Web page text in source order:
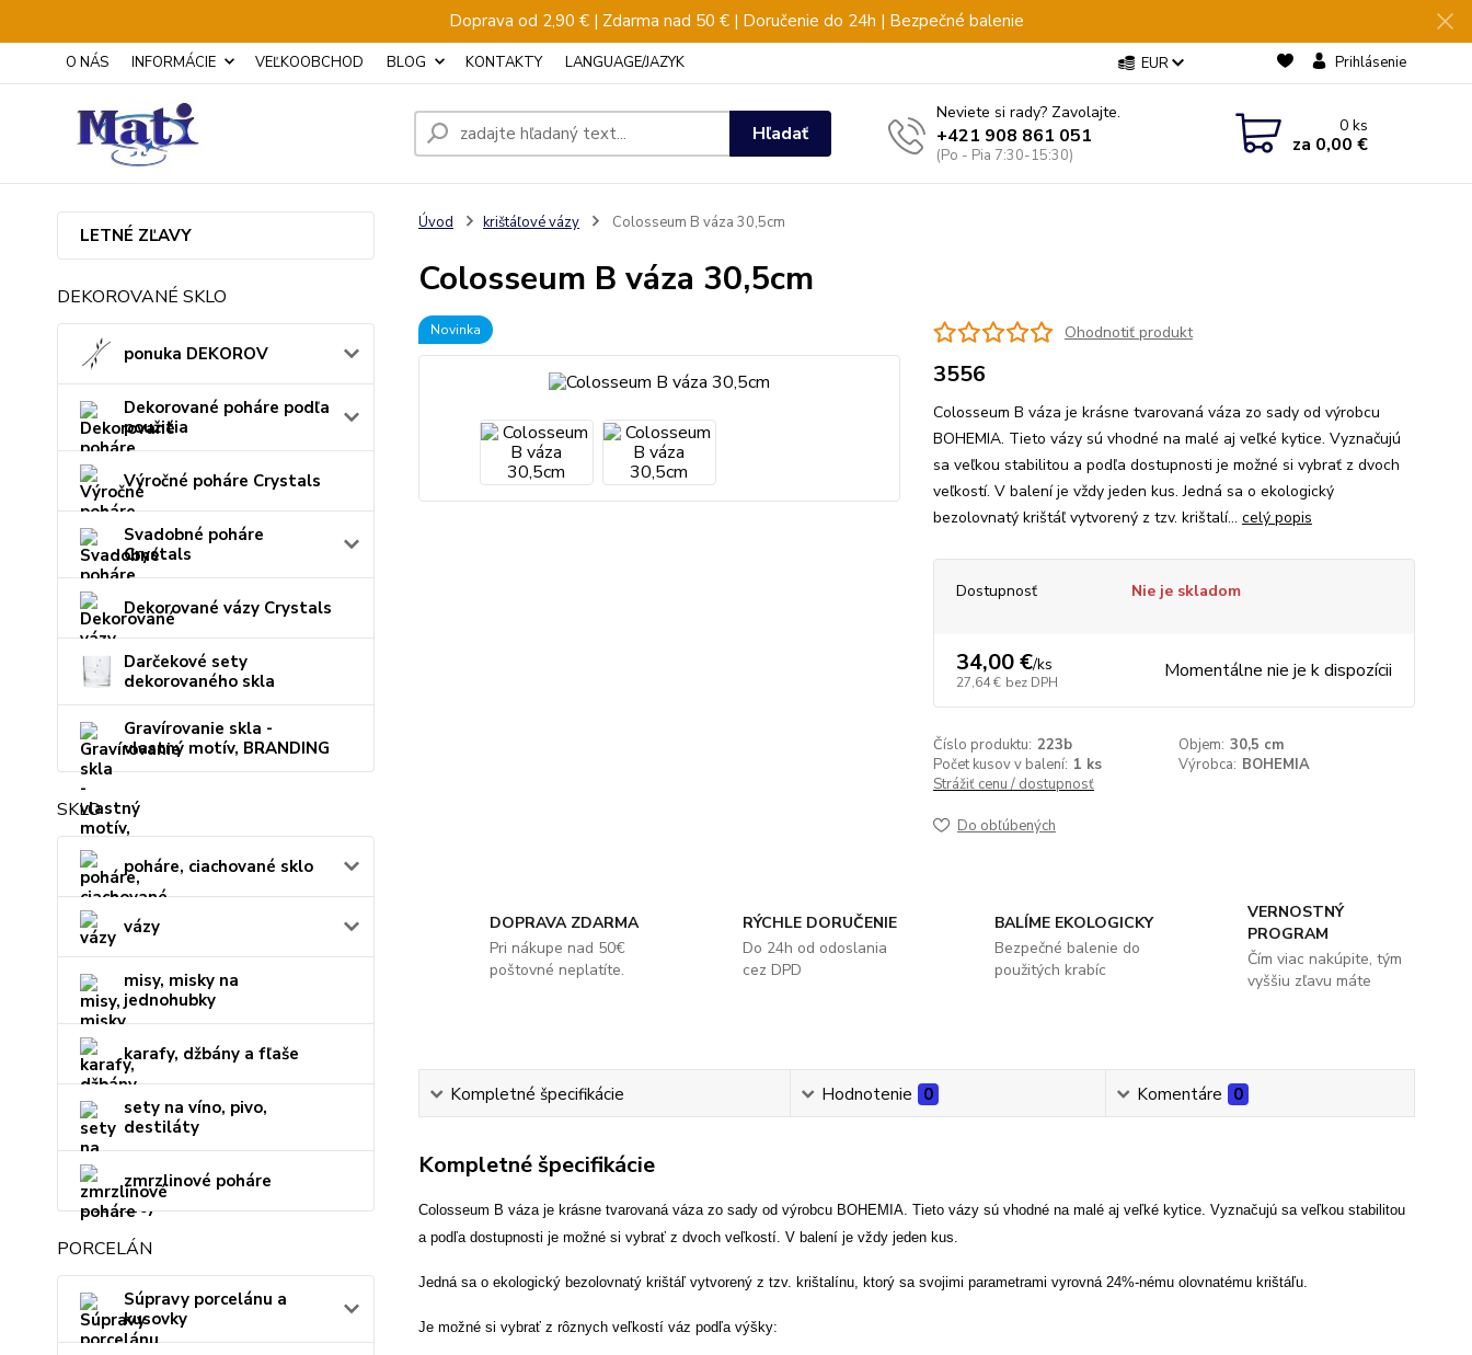
Doprava od 2,90 € | Zdarma nad 50 € | Doručenie do 24h | Bezpečné balenie
O NÁS INFORMÁCIE VEĽKOOBCHOD BLOG KONTAKTY LANGUAGE/JAZYK EUR Prihlásenie
Hľadať
Neviete si rady? Zavolajte.
+421 908 861 051
(Po - Pia 7:30-15:30)
0ks
za 0,00 €
LETNÉ ZĽAVY
DEKOROVANÉ SKLO
ponuka DEKOROV
Dekorované poháre podľa
použitia
Výročné poháre Crystals
Svadobné poháre
Crystals
Dekorované vázy Crystals
Darčekové sety
dekorovaného skla
Gravírovanie skla -
vlastný motív, BRANDING
SKLO
poháre, ciachované sklo
vázy
misy, misky na
jednohubky
karafy, džbány a fľaše
sety na víno, pivo,
destiláty
zmrzlinové poháre
PORCELÁN
Súpravy porcelánu a
kusovky
Úvod krištáľové vázy Colosseum B váza 30,5cm
Colosseum B váza 30,5cm
Novinka Ohodnotiť produkt
3556
Colosseum B váza je krásne tvarovaná váza zo sady od výrobcu
BOHEMIA. Tieto vázy sú vhodné na malé aj veľké kytice. Vyznačujú
sa veľkou stabilitou a podľa dostupnosti je možné si vybrať z dvoch
veľkostí. V balení je vždy jeden kus. Jedná sa o ekologický
bezolovnatý krištáľ vytvorený z tzv. krištalí... celý popis
Dostupnosť Nie je skladom
34,00 €/ks
27,64 € bez DPH Momentálne nie je k dispozícii
Číslo produktu: 223b Objem: 30,5 cm
Počet kusov v balení: 1 ks Výrobca: BOHEMIA
Strážiť cenu / dostupnosť
Do obľúbených
DOPRAVA ZDARMA
Pri nákupe nad 50€
poštovné neplatíte.
RÝCHLE DORUČENIE
Do 24h od odoslania
cez DPD
BALÍME EKOLOGICKY
Bezpečné balenie do
použitých krabíc
VERNOSTNÝ
PROGRAM
Čím viac nakúpite, tým
vyššiu zľavu máte
Kompletné špecifikácie Hodnotenie 0 Komentáre 0
Kompletné špecifikácie
Colosseum B váza je krásne tvarovaná váza zo sady od výrobcu BOHEMIA. Tieto vázy sú vhodné na malé aj veľké kytice. Vyznačujú sa veľkou stabilitou
a podľa dostupnosti je možné si vybrať z dvoch veľkostí. V balení je vždy jeden kus.
Jedná sa o ekologický bezolovnatý krištáľ vytvorený z tzv. krištalínu, ktorý sa svojimi parametrami vyrovná 24%-nému olovnatému krištáľu.
Je možné si vybrať z rôznych veľkostí váz podľa výšky: